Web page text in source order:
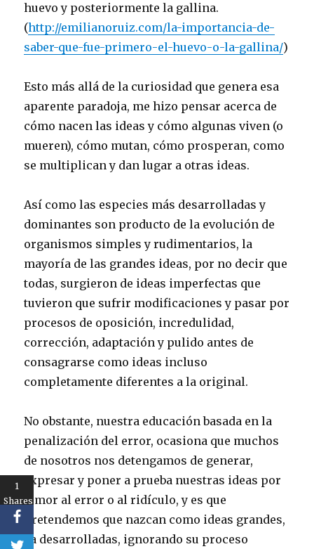
que
desaprender.
huevo y posteriormente la gallina.
(http://emilianoruiz.com/la-importancia-de-
saber-que-fue-primero-el-huevo-o-la-gallina/)
Esto más allá de la curiosidad que genera esa
aparente paradoja, me hizo pensar acerca de
cómo nacen las ideas y cómo algunas viven (o
mueren), cómo mutan, cómo prosperan, como
se multiplican y dan lugar a otras ideas.
Así como las especies más desarrolladas y
dominantes son producto de la evolución de
organismos simples y rudimentarios, la
mayoría de las grandes ideas, por no decir que
todas, surgieron de ideas imperfectas que
tuvieron que sufrir modificaciones y pasar por
procesos de oposición, incredulidad,
corrección, adaptación y pulido antes de
consagrarse como ideas incluso
completamente diferentes a la original.
No obstante, nuestra educación basada en la
penalización del error, ocasiona que muchos
de nosotros nos detengamos de generar,
expresar y poner a prueba nuestras ideas por
temor al error o al ridículo, y es que
pretendemos que nazcan como ideas grandes,
ya desarrolladas, ignorando su proceso
1
Shares